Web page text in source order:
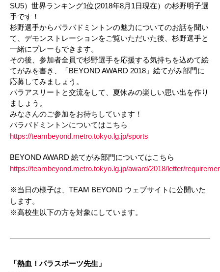
SU5）世界ランキング1位(2018年8月1日現在）の杉野明子選
手です！
杉野選手からパラバドミントンの魅力についてのお話を聞い
て、デモンストレーションをご覧いただいた後、杉野選手と
一緒にプレーもできます。
その後、参加者全員で杉野選手を応援する気持ちを込めて絵
てがみを書き、「BEYOND AWARD 2018」絵てがみ部門に
応募してみましょう。
パラアスリートと交流をして、夏休みの楽しい思い出を作り
ましょう。
みなさんのご参加をお待ちしています！
パラバドミントンについてはこちら
https://teambeyond.metro.tokyo.lg.jp/sports
BEYOND AWARD 絵てがみ部門についてはこちら
https://teambeyond.metro.tokyo.lg.jp/award/2018/letter/
※当日の様子は、TEAM BEYOND ウェブサイトに公開いた
します。
※高校生以下の方を対象にしています。
「熱血！パラスポーツ先生」